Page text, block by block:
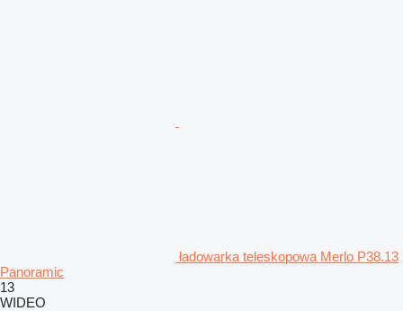
ładowarka teleskopowa Merlo P38.13
Panoramic
13
WIDEO